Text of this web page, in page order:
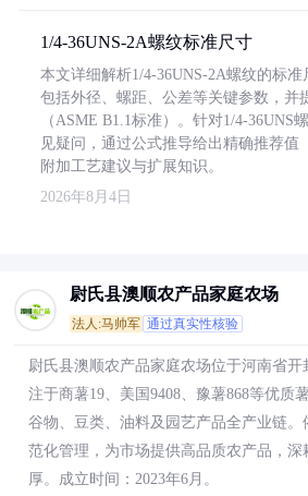
1/4-36UNS-2A螺纹标准尺寸
本文详细解析1/4-36UNS-2A螺纹的标准
包括外径、螺距、公差等关键参数，并
（ASME B1.1标准）。针对1/4-36UNS
见疑问，通过公式推导给出精确推荐值
附加工艺建议与扩展知识。
2026年8月4日
尉氏县澳顺农产品家庭农场
法人:马帅军 通过真实性核验
尉氏县澳顺农产品家庭农场位于河南省
注于商薯19、美国9408、豫薯868等优质
谷物、豆类、油料及园艺产品全产业链
范化管理，为市场提供高品质农产品，
厚。成立时间：2023年6月。